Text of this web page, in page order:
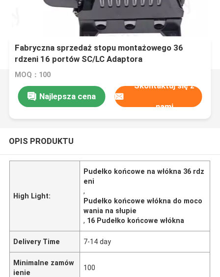
Fabryczna sprzedaż stopu montażowego 36
rdzeni 16 portów SC/LC Adaptora
MOQ：100
Najlepsza cena
Skontaktuj się z
nami
OPIS PRODUKTU
High Light:
Pudełko końcowe na włókna 36 rdz
eni
,
Pudełko końcowe włókna do moco
wania na słupie
, 16 Pudełko końcowe włókna
Delivery Time 7-14 day
Minimalne zamów
ienie
100